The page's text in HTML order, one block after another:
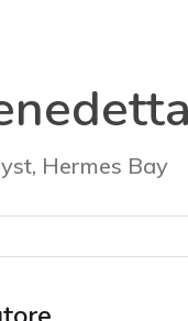
Hermes Bay